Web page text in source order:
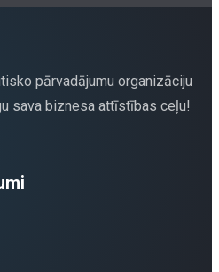
pārvadājumu organizāciju
sava biznesa attīstības ceļu!